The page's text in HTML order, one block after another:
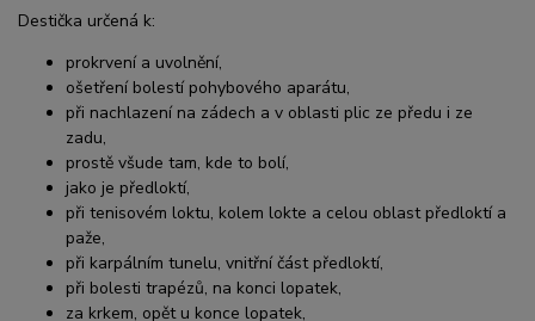
Destička určená k:
prokrvení a uvolnění,
ošetření bolestí pohybového aparátu,
při nachlazení na zádech a v oblasti plic ze předu i ze
zadu,
prostě všude tam, kde to bolí,
jako je předloktí,
při tenisovém loktu, kolem lokte a celou oblast předloktí a
paže,
při karpálním tunelu, vnitřní část předloktí,
při bolesti trapézů, na konci lopatek,
za krkem, opět u konce lopatek,